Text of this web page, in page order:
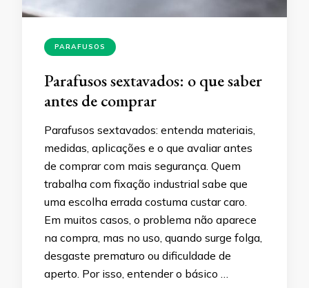
PARAFUSOS
Parafusos sextavados: o que saber
antes de comprar
Parafusos sextavados: entenda materiais,
medidas, aplicações e o que avaliar antes
de comprar com mais segurança. Quem
trabalha com fixação industrial sabe que
uma escolha errada costuma custar caro.
Em muitos casos, o problema não aparece
na compra, mas no uso, quando surge folga,
desgaste prematuro ou dificuldade de
aperto. Por isso, entender o básico …